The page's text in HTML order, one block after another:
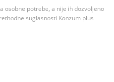
osobne potrebe, a nije ih dozvoljeno
suglasnosti Konzum plus